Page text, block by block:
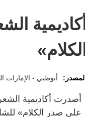
أكاديمية
الكلام»
المصدر: أبوظبي - الإمارات
أصدرت أكاديمية
على صدر الكلام»